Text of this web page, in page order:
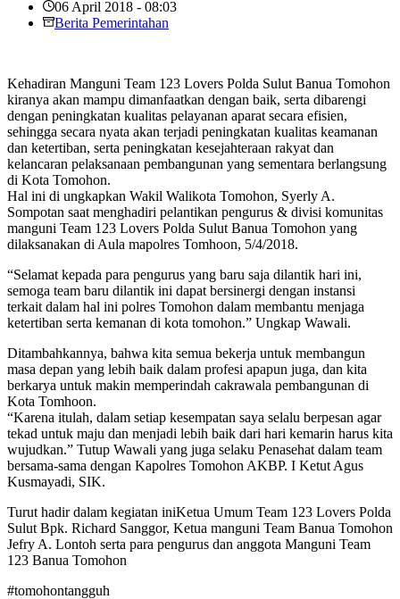
06 April 2018 - 08:03
Berita Pemerintahan
Kehadiran Manguni Team 123 Lovers Polda Sulut Banua Tomohon
kiranya akan mampu dimanfaatkan dengan baik, serta dibarengi
dengan peningkatan kualitas pelayanan aparat secara efisien,
sehingga secara nyata akan terjadi peningkatan kualitas keamanan
dan ketertiban, serta peningkatan kesejahteraan rakyat dan
kelancaran pelaksanaan pembangunan yang sementara berlangsung
di Kota Tomohon.
Hal ini di ungkapkan Wakil Walikota Tomohon, Syerly A.
Sompotan saat menghadiri pelantikan pengurus & divisi komunitas
manguni Team 123 Lovers Polda Sulut Banua Tomohon yang
dilaksanakan di Aula mapolres Tomhoon, 5/4/2018.
“Selamat kepada para pengurus yang baru saja dilantik hari ini,
semoga team baru dilantik ini dapat bersinergi dengan instansi
terkait dalam hal ini polres Tomohon dalam membantu menjaga
ketertiban serta kemanan di kota tomohon.” Ungkap Wawali.
Ditambahkannya, bahwa kita semua bekerja untuk membangun
masa depan yang lebih baik dalam profesi apapun juga, dan kita
berkarya untuk makin memperindah cakrawala pembangunan di
Kota Tomhoon.
“Karena itulah, dalam setiap kesempatan saya selalu berpesan agar
tekad untuk maju dan menjadi lebih baik dari hari kemarin harus kita
wujudkan.” Tutup Wawali yang juga selaku Penasehat dalam team
bersama-sama dengan Kapolres Tomohon AKBP. I Ketut Agus
Kusmayadi, SIK.
Turut hadir dalam kegiatan iniKetua Umum Team 123 Lovers Polda
Sulut Bpk. Richard Sanggor, Ketua manguni Team Banua Tomohon
Jefry A. Lontoh serta para pengurus dan anggota Manguni Team
123 Banua Tomohon
#tomohontangguh